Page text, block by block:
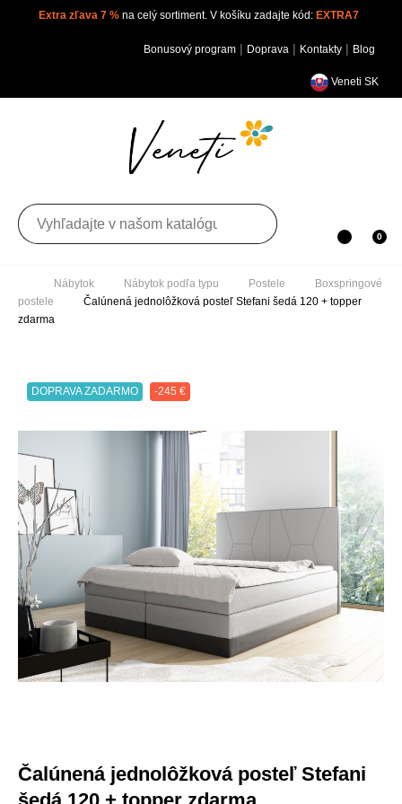
Extra zľava 7 %na celý sortiment. V košíku zadajte kód:
EXTRA7
Bonusový program|Doprava| Kontakty| Blog
Veneti SK
0
Toggle navigation
-245 €
Lepšia funkcia, obsah na mieru a
ochrana súkromia
Tento web ukladá v súlade so zákonmi na vaše zariadenie
súbory cookies. Cookies súbory používame na personalizáciu
obsahu a reklám a tiež na analytické účely. Odsúhlaste prosím
ich nastavenia pre ďalšie používanie webu a taktiež pre využitie,
odovzdanie a zobrazenie cielenej reklamy na sociálnych a
reklamných sieťach vrátane ďalších webov. Viac o cookies.
Viac o cookies.
Odmítnout vše | Nastavenia súborov cookie